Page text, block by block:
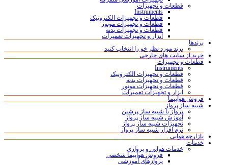
قطعات و تجهیزات
Instruments
قطعات و تجهیزات الکترونیک
قطعات و تجهیزات موتور
قطعات و تجهیزات بدنه
ابزار و تجهیزات تعمیرات
برندها
برند مورد نظر خو را انتخاب کنید
خرید از سایت های خارجی
قطعات و تجهیزات
Instruments
قطعات و تجهیزات الکترونیک
قطعات و تجهیزات بدنه
قطعات و تجهیزات موتور
ابزار و تجهیزات تعمیرات
فروش هواپیما
شبیه ساز پرواز
پرواز با شبیه ساز پرشین
آموزش شبیه ساز پرواز
تجهیزات شبیه ساز پرواز
نرم افزار شبیه ساز پرواز
بازارچه هوایی
خدمات
خدمات هوایی و پروازی
فروش هواپیما شخصی
پروازهای آموزشی